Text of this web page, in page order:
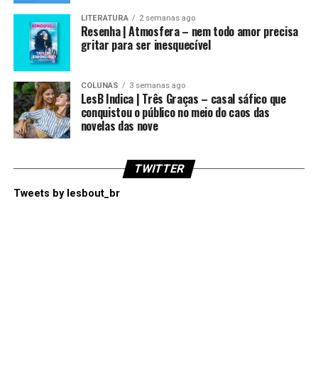
LITERATURA 2 semanas ago
Resenha | Atmosfera – nem todo amor precisa
gritar para ser inesquecível
COLUNAS 3 semanas ago
LesB Indica | Três Graças – casal sáfico que
conquistou o público no meio do caos das
novelas das nove
TWITTER
Tweets by lesbout_br